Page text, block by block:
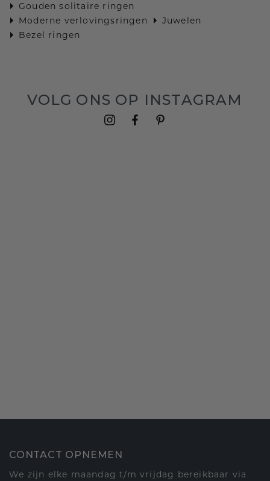
Gouden solitaire ringen
Moderne verlovingsringen
Juwelen
Bezel ringen
VOLG ONS OP INSTAGRAM
CONTACT OPNEMEN
We zijn elke maandag t/m vrijdag bereikbaar via